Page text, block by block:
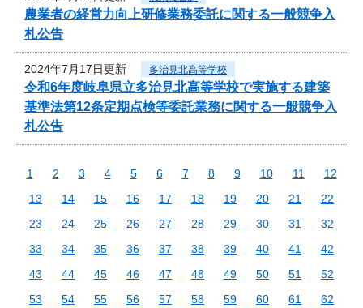
農業者の経営力向上研修業務委託に関する一般競争入
札公告
2024年7月17日更新 多治見北高等学校
令和6年度岐阜県立多治見北高等学校で実施する建築
基準法第12条定期点検等委託業務に関する一般競争入
札公告
1 2 3 4 5 6 7 8 9 10 11
12
13
14 15 16 17 18 19 20 21
22
23
24 25 26 27 28 29 30 31
32
33
34 35 36 37 38 39 40 41
42
43
44 45 46 47 48 49 50 51
52
53
54 55 56 57 58 59 60 61
62